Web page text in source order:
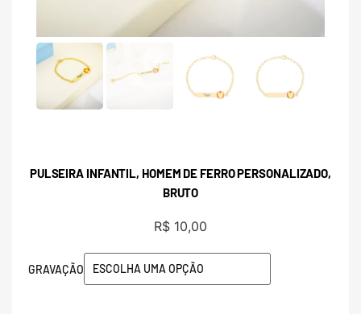
PULSEIRA INFANTIL, HOMEM DE FERRO PERSONALIZADO,
BRUTO
R$ 10,00
GRAVAÇÃO